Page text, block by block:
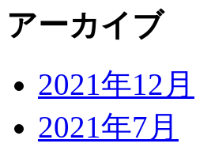
アーカイブ
2021年12月
2021年7月